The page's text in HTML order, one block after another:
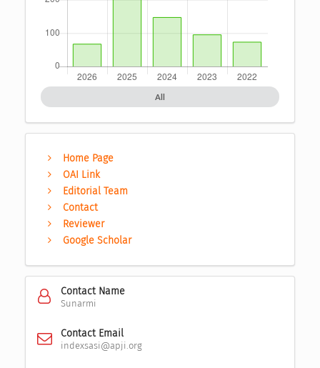
All
Home Page
OAI Link
Editorial Team
Contact
Reviewer
Google Scholar
Contact Name
Sunarmi
Contact Email
indexsasi@apji.org